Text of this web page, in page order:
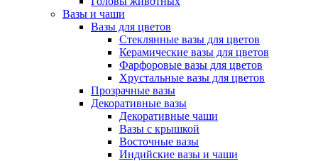
Вазы и чаши
Вазы для цветов
Стеклянные вазы для цветов
Керамические вазы для цветов
Фарфоровые вазы для цветов
Хрустальные вазы для цветов
Прозрачные вазы
Декоративные вазы
Декоративные чаши
Вазы с крышкой
Восточные вазы
Индийские вазы и чаши